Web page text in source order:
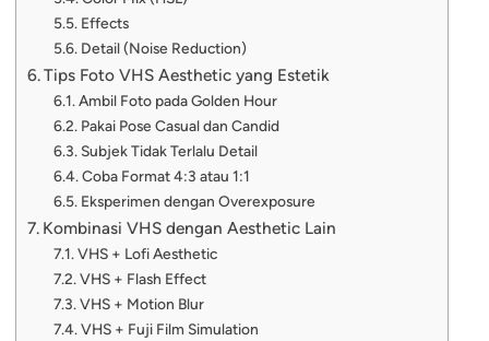
Effects
Detail (Noise Reduction)
Tips Foto VHS Aesthetic yang Estetik
Ambil Foto pada Golden Hour
Pakai Pose Casual dan Candid
Subjek Tidak Terlalu Detail
Coba Format 4:3 atau 1:1
Eksperimen dengan Overexposure
Kombinasi VHS dengan Aesthetic Lain
VHS + Lofi Aesthetic
VHS + Flash Effect
VHS + Motion Blur
VHS + Fuji Film Simulation